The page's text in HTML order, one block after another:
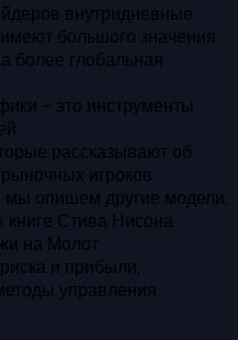
внутридневные
большого значения,
более глобальная
– это инструменты
рассказывают об
игроков.
опишем другие модели,
книге Стива Нисона
на Молот.
и прибыли,
управления